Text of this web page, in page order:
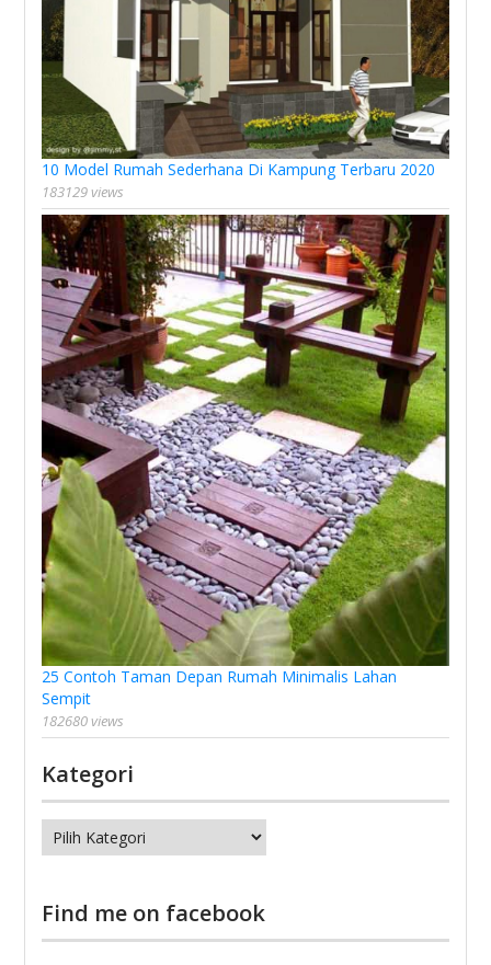
10 Model Rumah Sederhana Di Kampung Terbaru 2020
183129 views
25 Contoh Taman Depan Rumah Minimalis Lahan
Sempit
182680 views
Kategori
Kategori
Find me on facebook